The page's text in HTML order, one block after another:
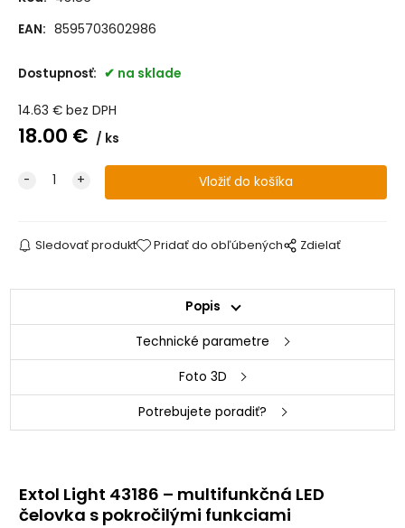
EAN: 8595703602986
Dostupnosť: na sklade
14.63 € bez DPH
18.00 € ks
Sledovať produkt Pridať do obľúbených Zdielať
Popis
Technické parametre
Foto 3D
Potrebujete poradiť?
Extol Light 43186 – multifunkčná LED
čelovka s pokročilými funkciami